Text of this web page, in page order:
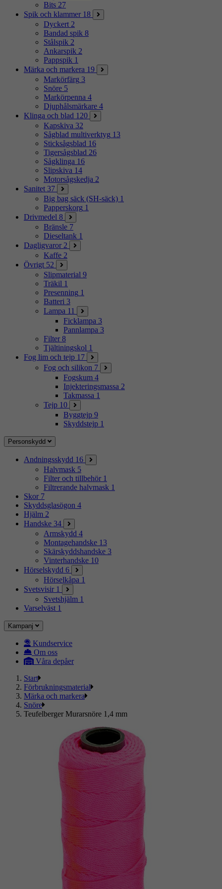
Bits 27
Spik och klammer 18
Dyckert 2
Bandad spik 8
Stålspik 2
Ankarspik 2
Pappspik 1
Märka och markera 19
Markörfärg 3
Snöre 5
Markörpenna 4
Djuphålsmärkare 4
Klinga och blad 120
Kapskiva 32
Sågblad multiverktyg 13
Sticksågsblad 16
Tigersågsblad 26
Sågklinga 16
Slipskiva 14
Motorsågskedja 2
Sanitet 37
Big bag säck (SH-säck) 1
Papperskorg 1
Drivmedel 8
Bränsle 7
Dieseltank 1
Dagligvaror 2
Kaffe 2
Övrigt 52
Slipmaterial 9
Träkil 1
Presenning 1
Batteri 3
Lampa 11
Ficklampa 3
Pannlampa 3
Filter 8
Tjältiningskol 1
Fog lim och tejp 17
Fog och silikon 7
Fogskum 4
Injekteringsmassa 2
Takmassa 1
Tejp 10
Byggtejp 9
Skyddstejp 1
Personskydd
Andningsskydd 16
Halvmask 5
Filter och tillbehör 1
Filtrerande halvmask 1
Skor 7
Skyddsglasögon 4
Hjälm 2
Handske 34
Armskydd 4
Montagehandske 13
Skärskyddshandske 3
Vinterhandske 10
Hörselskydd 6
Hörselkåpa 1
Svetsvisir 1
Svetshjälm 1
Varselväst 1
Kampanj
Kundservice
Om oss
Våra depåer
Start
Förbrukningsmaterial
Märka och markera
Snöre
Teufelberger Murarsnöre 1,4 mm